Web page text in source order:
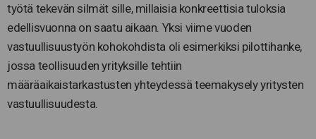
työtä tekevän silmät sille, millaisia konkreettisia tuloksia
edellisvuonna on saatu aikaan. Yksi viime vuoden
vastuullisuustyön kohokohdista oli esimerkiksi pilottihanke,
jossa teollisuuden yrityksille tehtiin
määräaikaistarkastusten yhteydessä teemakysely yritysten
vastuullisuudesta.